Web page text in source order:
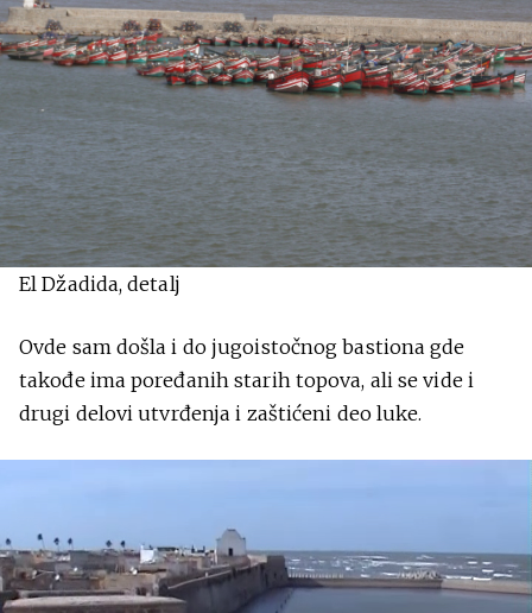
El Džadida, detalj
Ovde sam došla i do jugoistočnog bastiona gde
takođe ima poređanih starih topova, ali se vide i
drugi delovi utvrđenja i zaštićeni deo luke.